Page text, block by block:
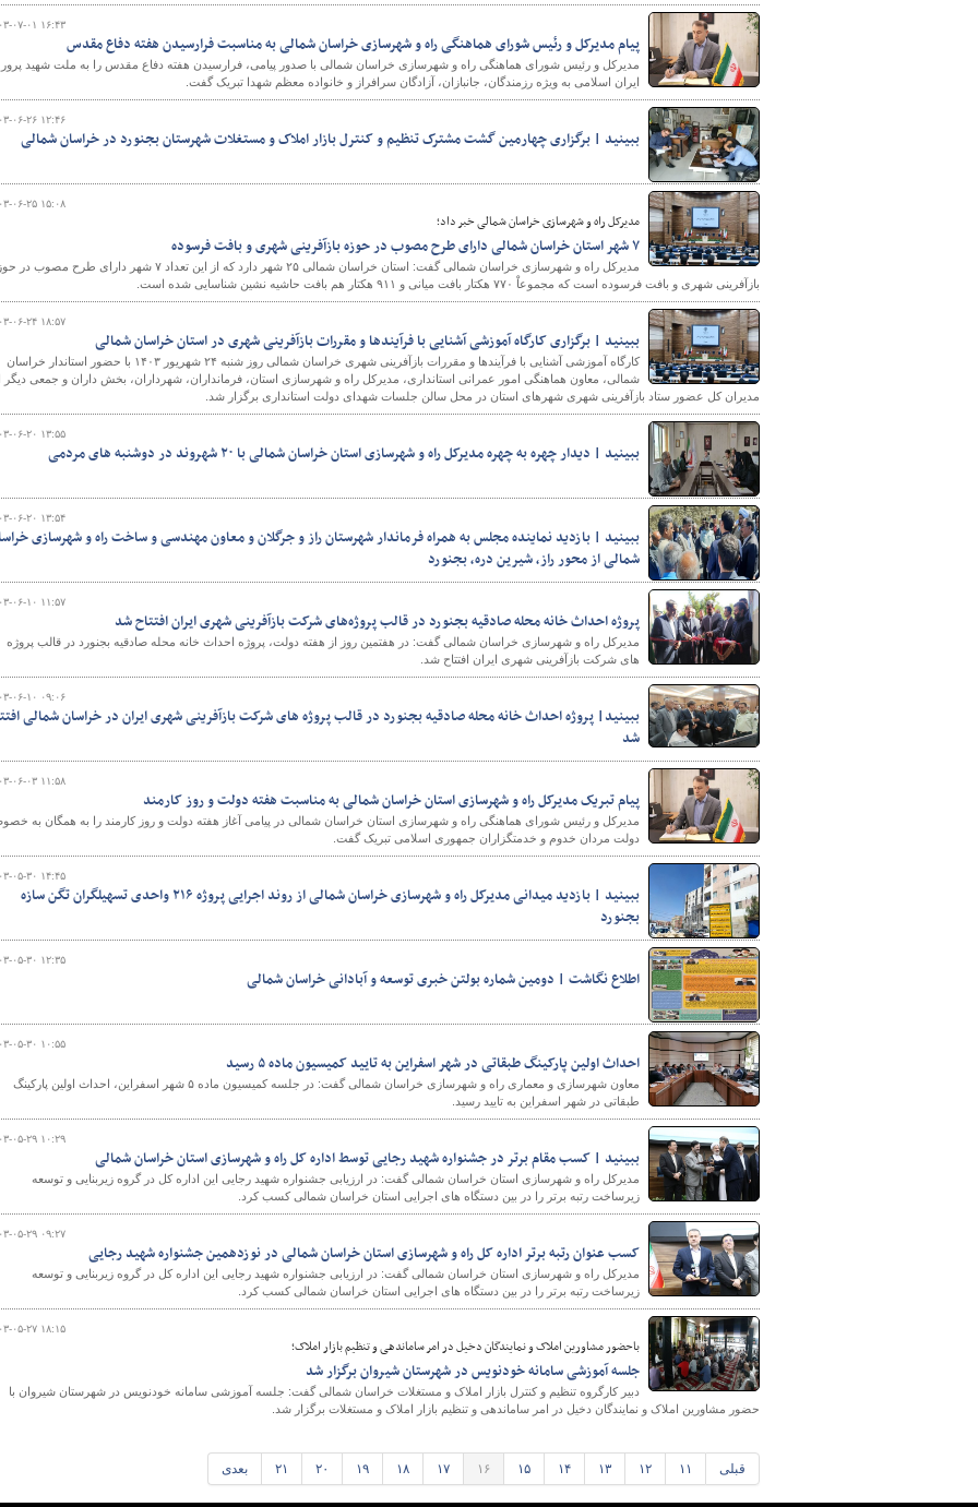
۱۴۰۳-۰۷-۰۱
پیام مدیرکل و رئیس شورای هماهنگی راه و شهرسازی خراسان شمالی به مناسبت فرارسیدن هفته دفاع مقدس
مدیرکل و رئیس شورای هماهنگی راه و شهرسازی خراسان شمالی با صدور پیامی، فرارسیدن هفته دفاع مقدس را به ملت شهید پرور
ایران اسلامی به ویژه رزمندگان، جانبازان، آزادگان سرافراز و خانواده معظم شهدا تبریک گفت.
۱۴۰۳-۰۶-۲۶
ببینید | برگزاری چهارمین گشت مشترک تنظیم و کنترل بازار املاک و مستغلات شهرستان بجنورد در خراسان شمالی
۱۴۰۳-۰۶-۲۵
مدیرکل راه و شهرسازی خراسان شمالی خبر داد؛
۷ شهر استان خراسان شمالی دارای طرح مصوب در حوزه بازآفرینی شهری و بافت فرسوده
مدیرکل راه و شهرسازی خراسان شمالی گفت: استان خراسان شمالی ۲۵ شهر دارد که از این تعداد ۷ شهر دارای طرح
بازآفرینی شهری و بافت فرسوده است که مجموعاْ ۷۷۰ هکتار بافت میانی و ۹۱۱ هکتار هم بافت حاشیه نشین شناسایی شده است.
۱۴۰۳-۰۶-۲۴
ببینید | برگزاری کارگاه آموزشی آشنایی با فرآیندها و مقررات بازآفرینی شهری در استان خراسان شمالی
کارگاه آموزشی آشنایی با فرآیندها و مقررات بازآفرینی شهری خراسان شمالی روز شنبه ۲۴ شهریور ۱۴۰۳ با حضور استاندار خراسان
شمالی، معاون هماهنگی امور عمرانی استانداری، مدیرکل راه و شهرسازی استان، فرمانداران، شهرداران، بخش داران و جمعی دیگر
مدیران کل عضور ستاد بازآفرینی شهری شهرهای استان در محل سالن جلسات شهدای دولت استانداری برگزار شد.
۱۴۰۳-۰۶-۲۰
ببینید | دیدار چهره به چهره مدیرکل راه و شهرسازی استان خراسان شمالی با ۲۰ شهروند در دوشنبه های مردمی
۱۴۰۳-۰۶-۲۰
ببینید | بازدید نماینده مجلس به همراه فرماندار شهرستان راز و جرگلان و معاون مهندسی و ساخت راه و شهرسازی
شمالی از محور راز، شیرین دره، بجنورد
۱۴۰۳-۰۶-۱۰
پروژه احداث خانه محله صادقیه بجنورد در قالب پروژه‌های شرکت بازآفرینی شهری ایران افتتاح شد
مدیرکل راه و شهرسازی خراسان شمالی گفت: در هفتمین روز از هفته دولت، پروژه احداث خانه محله صادقیه بجنورد در قالب پروژه
های شرکت بازآفرینی شهری ایران افتتاح شد.
۱۴۰۳-۰۶-۱۰
ببینید| پروژه احداث خانه محله صادقیه بجنورد در قالب پروژه های شرکت بازآفرینی شهری ایران در خراسان شمالی
شد
۱۴۰۳-۰۶-۰۳
پیام تبریک مدیرکل راه و شهرسازی استان خراسان شمالی به مناسبت هفته دولت و روز کارمند
مدیرکل و رئیس شورای هماهنگی راه و شهرسازی استان خراسان شمالی در پیامی آغاز هفته دولت و روز کارمند را به همگان به
دولت مردان خدوم و خدمتگزاران جمهوری اسلامی تبریک گفت.
۱۴۰۳-۰۵-۳۰
ببینید | بازدید میدانی مدیرکل راه و شهرسازی خراسان شمالی از روند اجرایی پروژه ۲۱۶ واحدی تسهیلگران تگن سازه
بجنورد
۱۴۰۳-۰۵-۳۰
اطلاع نگاشت | دومین شماره بولتن خبری توسعه و آبادانی خراسان شمالی
۱۴۰۳-۰۵-۳۰
احداث اولین پارکینگ طبقاتی در شهر اسفراین به تایید کمیسیون ماده ۵ رسید
معاون شهرسازی و معماری راه و شهرسازی خراسان شمالی گفت: در جلسه کمیسیون ماده ۵ شهر اسفراین، احداث اولین پارکینگ
طبقاتی در شهر اسفراین به تایید رسید.
۱۴۰۳-۰۵-۲۹
ببینید | کسب مقام برتر در جشنواره شهید رجایی توسط اداره کل راه و شهرسازی استان خراسان شمالی
مدیرکل راه و شهرسازی استان خراسان شمالی گفت: در ارزیابی جشنواره شهید رجایی این اداره کل در گروه زیربنایی و توسعه
زیرساخت رتبه برتر را در بین دستگاه های اجرایی استان خراسان شمالی کسب کرد.
۱۴۰۳-۰۵-۲۹
کسب عنوان رتبه برتر اداره کل راه و شهرسازی استان خراسان شمالی در نوزدهمین جشنواره شهید رجایی
مدیرکل راه و شهرسازی استان خراسان شمالی گفت: در ارزیابی جشنواره شهید رجایی این اداره کل در گروه زیربنایی و توسعه
زیرساخت رتبه برتر را در بین دستگاه های اجرایی استان خراسان شمالی کسب کرد.
۱۴۰۳-۰۵-۲۷
باحضور مشاورین املاک و نمایندگان دخیل در امر ساماندهی و تنظیم بازار املاک؛
جلسه آموزشی سامانه خودنویس در شهرستان شیروان برگزار شد
دبیر کارگروه تنظیم و کنترل بازار املاک و مستغلات خراسان شمالی گفت: جلسه آموزشی سامانه خودنویس در شهرستان شیروان با
حضور مشاورین املاک و نمایندگان دخیل در امر ساماندهی و تنظیم بازار املاک و مستغلات برگزار شد.
قبلی ۱۱ ۱۲ ۱۳ ۱۴ ۱۵ ۱۶ ۱۷ ۱۸ ۱۹ ۲۰ ۲۱ بعدی